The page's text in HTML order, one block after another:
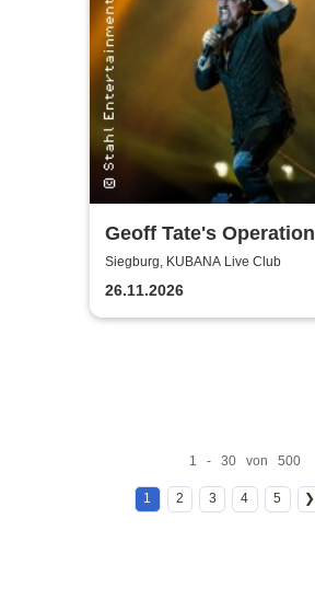
Geoff Tate's Operation
Mindcrime - The Final
Chapter
Siegburg, KUBANA Live Club
26.11.2026
1 - 30 von 500
1 2 3 4 5 ❯